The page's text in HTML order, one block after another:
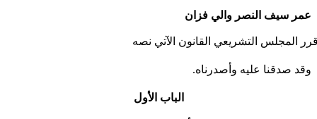
سيف النصروالي فزان
المجلس التشريعي القانون الآتي نصه
صدقنا عليه وأصدرناه.
الباب الأول